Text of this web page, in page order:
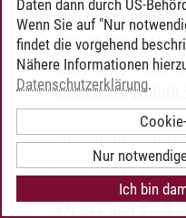
and Development
Sprachangebot
ohne CPs)-
Masterprogramm
Affairs and
Sprachangebot
ohne CPs)-
Affairs and
Daten dann durch US-
Wenn Sie auf "Nur
findet die vorgehend
Nähere Informationen
Datenschutzerklärung.
Nur
Ich bin